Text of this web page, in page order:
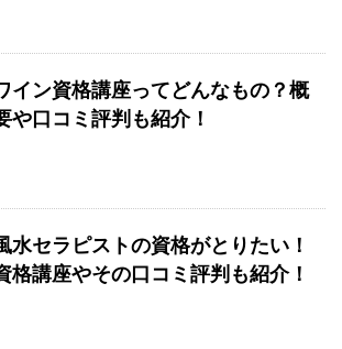
イン資格講座ってどんなもの？概
や口コミ評判も紹介！
水セラピストの資格がとりたい！
格講座やその口コミ評判も紹介！